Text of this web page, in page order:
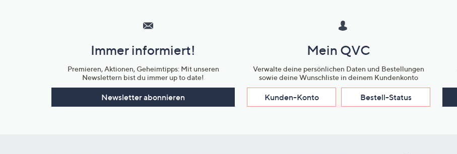
Unternehmensinformationen
Immer informiert!
Premieren, Aktionen, Geheimtipps: Mit unseren
Newslettern bist du immer up to date!
Newsletter abonnieren
Mein QVC
Verwalte deine persönlichen Daten und Bestellungen
sowie deine Wunschliste in deinem Kundenkonto
Kunden-Konto Bestell-Status